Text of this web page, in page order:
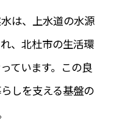
は、上水道の水源
、北杜市の生活環
ています。この良
しを支える基盤の